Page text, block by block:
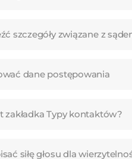
szczegóły związane z
dane postępowania
zakładka Typy kontaktów?
siłę głosu dla